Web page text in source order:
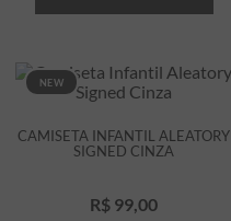
NEW
CAMISETA INFANTIL ALEATORY
SIGNED CINZA
R$ 99 00